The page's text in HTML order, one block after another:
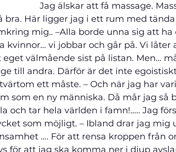
att få massage. Massage
bra. Här ligger jag i ett rum med
mig.. –Alla borde unna sig att ha
kvinnor… vi jobbar och går på. Vi
eget välmående sist på listan. Men…
till andra. Därför är det inte
ett måste. – Och när jag har
som en ny människa. Då mår jag så
och tar hela världen i famn!….. Jag
som möjligt. – Ibland drar jag mig
…. För att rensa kroppen från
för att jag ska komma ner i djup